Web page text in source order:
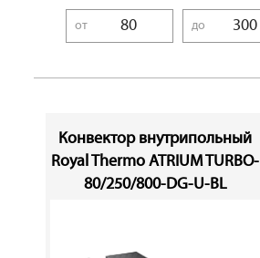
Конвектор внутрипольный
Royal Thermo ATRIUM TURBO-
80/250/800-DG-U-BL